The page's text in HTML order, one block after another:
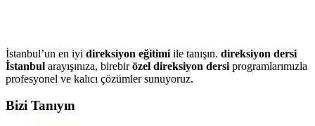
İstanbul’un en iyi direksiyon eğitimi ile tanışın. direksiyon dersi
İstanbul arayışınıza, birebirözel direksiyon dersi programlarımızla
profesyonel ve kalıcı çözümler sunuyoruz.
Bizi Tanıyın